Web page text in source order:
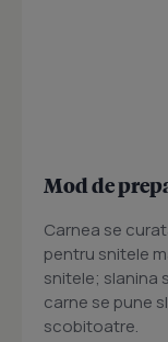
Mod de
Carnea se
pentru snitele
snitele; slanina
carne se pune
scobitoatre.